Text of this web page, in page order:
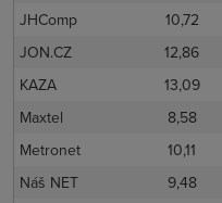
JHComp
10,72
JON.CZ
12,86
KAZA
13,09
Maxtel
8,58
Metronet
10,11
Náš NET
9,48